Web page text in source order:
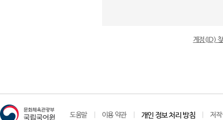
계정(ID)
도움말 이용 약관 개인 정보 처리 방침 저